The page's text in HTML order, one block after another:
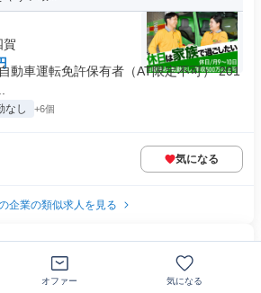
賀
動車運転免許保有者（AT限定不可） 201
なし +6個
気になる
企業の類似求人を見る
テナンス
所 オファー 気になる